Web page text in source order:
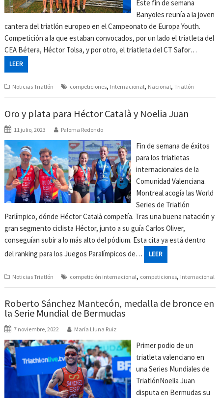
Este fin de semana
Banyoles reunía a la joven
cantera del triatlón europeo en el Campeonato de Europa Youth.
Competición a la que estaban convocados, por un lado el triatleta del
CEA Bétera, Héctor Tolsa, y por otro, el triatleta del CT Safor…
LEER
Noticias Triatlón competiciones, Internacional, Nacional,Triatlón
Oro y plata para Héctor Català y Noelia Juan
11 julio, 2023 Paloma Redondo
Fin de semana de éxitos
para los triatletas
internacionales de la
Comunidad Valenciana.
Montreal acogía las World
Series de Triatlón
Parlímpico, dónde Héctor Català competía. Tras una buena natación y
gran segmento ciclista Héctor, junto a su guía Carlos Oliver,
conseguían subir a lo más alto del pódium. Esta cita ya está dentro
del ranking para los Juegos Paralímpicos de…
LEER
Noticias Triatlón competición internacional, competiciones, Internacional
Roberto Sánchez Mantecón, medalla de bronce en
la Serie Mundial de Bermudas
7 noviembre, 2022 María Lluna Ruiz
Primer podio de un
triatleta valenciano en
una Series Mundiales de
TriatlónNoelia Juan
disputa en Bermudas su